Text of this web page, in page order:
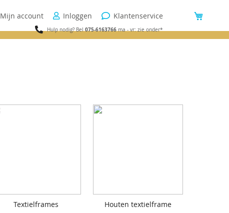
Mijn account Inloggen Klantenservice
Hulp nodig? Bel075-6163766ma - vr: zie onder*
Textielframes Houten textielframe